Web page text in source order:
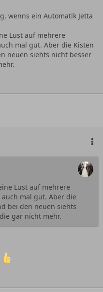
wenns ein Automatik Jetta
Lust auf mehrere
mal gut. Aber die Kisten
neuen siehts nicht besser
Lust auf mehrere
mal gut. Aber die
bei den neuen siehts
gar nicht mehr.